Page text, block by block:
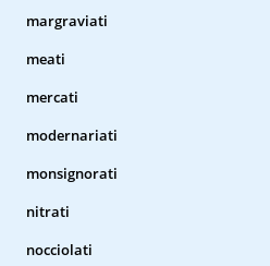
margraviati
meati
mercati
modernariati
monsignorati
nitrati
nocciolati